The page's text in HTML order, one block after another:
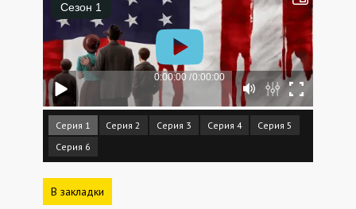
Серия 1 Серия 2 Серия 3 Серия 4
Серия 5
Серия 6
В закладки